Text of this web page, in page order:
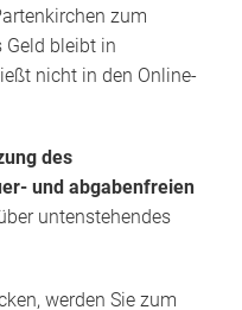
zum
Geld bleibt in
nicht in den Online-
des
und abgabenfreien
untenstehendes
werden Sie zum